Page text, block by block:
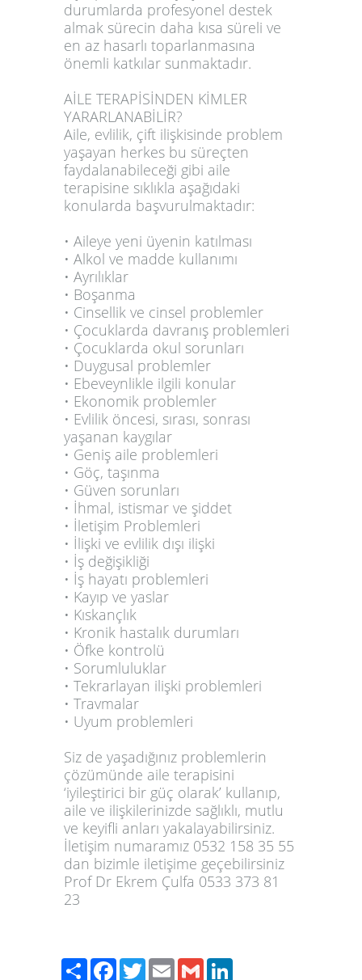
durumlarda profesyonel destek
almak sürecin daha kısa süreli ve
en az hasarlı toparlanmasına
önemli katkılar sunmaktadır.
AİLE TERAPİSİNDEN KİMLER
YARARLANABİLİR?
Aile, evlilik, çift ilişkisinde problem
yaşayan herkes bu süreçten
faydalanabileceği gibi aile
terapisine sıklıkla aşağıdaki
konularda başvurulmaktadır:
• Aileye yeni üyenin katılması
• Alkol ve madde kullanımı
• Ayrılıklar
• Boşanma
• Cinsellik ve cinsel problemler
• Çocuklarda davranış problemleri
• Çocuklarda okul sorunları
• Duygusal problemler
• Ebeveynlikle ilgili konular
• Ekonomik problemler
• Evlilik öncesi, sırası, sonrası
yaşanan kaygılar
• Geniş aile problemleri
• Göç, taşınma
• Güven sorunları
• İhmal, istismar ve şiddet
• İletişim Problemleri
• İlişki ve evlilik dışı ilişki
• İş değişikliği
• İş hayatı problemleri
• Kayıp ve yaslar
• Kıskançlık
• Kronik hastalık durumları
• Öfke kontrolü
• Sorumluluklar
• Tekrarlayan ilişki problemleri
• Travmalar
• Uyum problemleri
Siz de yaşadığınız problemlerin
çözümünde aile terapisini
‘iyileştirici bir güç olarak’ kullanıp,
aile ve ilişkilerinizde sağlıklı, mutlu
ve keyifli anları yakalayabilirsiniz.
İletişim numaramız 0532 158 35 55
dan bizimle iletişime geçebilirsiniz
Prof Dr Ekrem Çulfa 0533 373 81
23
PaylaşFacebook
TwitterEmailGmail